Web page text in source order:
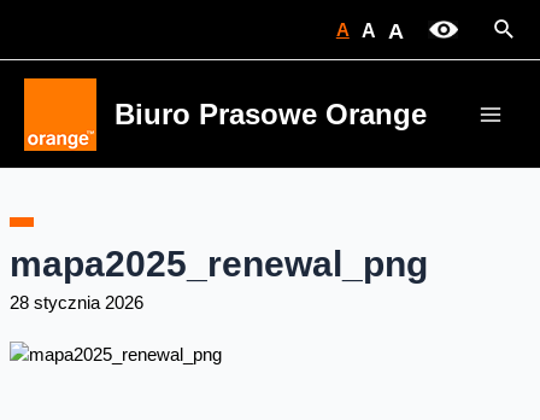
A A A
Biuro Prasowe Orange
mapa2025_renewal_png
28 stycznia 2026